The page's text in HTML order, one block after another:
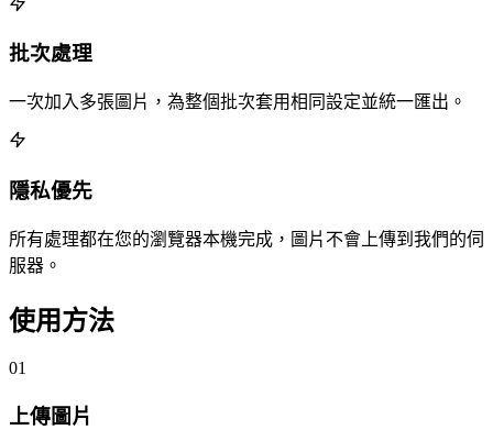
批次處理
一次加入多張圖片，為整個批次套用相同設定並統一匯出。
隱私優先
所有處理都在您的瀏覽器本機完成，圖片不會上傳到我們的伺
服器。
使用方法
01
上傳圖片